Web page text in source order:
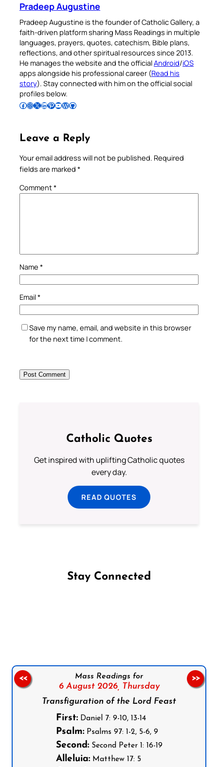
Pradeep Augustine
Pradeep Augustine is the founder of Catholic Gallery, a
faith-driven platform sharing Mass Readings in multiple
languages, prayers, quotes, catechism, Bible plans,
reflections, and other spiritual resources since 2013.
He manages the website and the officialAndroid/iOS
apps alongside his professional career (Read his
story). Stay connected with him on the official social
profiles below.
Follow Pradeep on Facebook Follow Pradeep on InstagramFollow Pradeep on X Follow Pradeep on LinkedIn Follow Pradeep on Pinterest Subscribe to Pradeep’s Youtube Channel Follow Pradeep on WordPress Follow Pradeep on GitHub
Leave a Reply
Your email address will not be published. Required
fields are marked *
Comment*
Name *
Email*
Save my name, email, and website in this browser
for the next time I comment.
Catholic Quotes
Get inspired with uplifting Catholic quotes
every day.
READ QUOTES
Stay Connected
Mass Readings for
6 August 2026, Thursday
Transfiguration of the Lord Feast
First:Daniel 7: 9-10, 13-14
Psalm:Psalms 97: 1-2, 5-6, 9
Second:Second Peter 1: 16-19
Alleluia:Matthew 17: 5
<< >>